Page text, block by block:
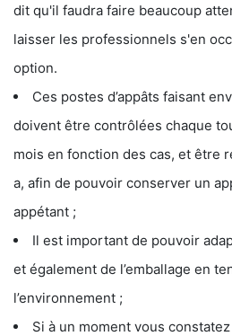
dit qu'il faudra faire beaucoup
laisser les professionnels s'en
option.
Ces postes d’appâts faisant
doivent être contrôlées chaque
mois en fonction des cas, et être
a, afin de pouvoir conserver un
appétant ;
Il est important de pouvoir
et également de l’emballage en
l’environnement ;
Si à un moment vous